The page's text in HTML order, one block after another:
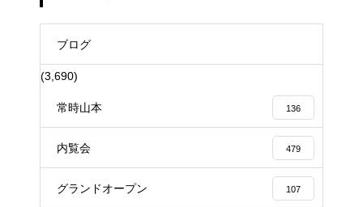
ブログ
(3,690)
常時山本 136
内覧会 479
グランドオープン 107